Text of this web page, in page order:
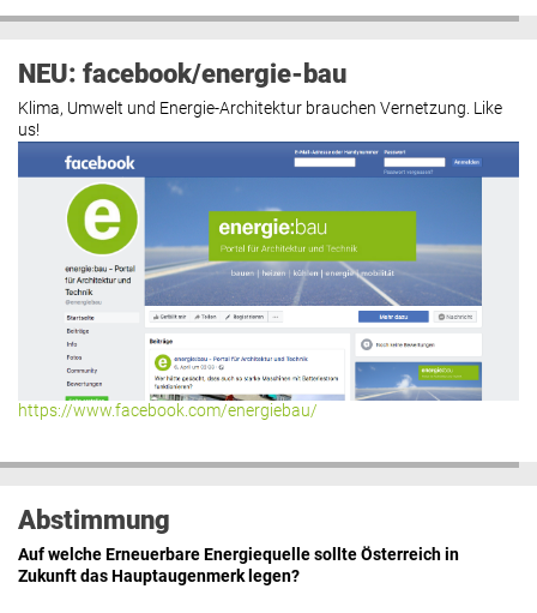
NEU: facebook/energie-bau
Klima, Umwelt und Energie-Architektur brauchen Vernetzung. Like
us!
https://www.facebook.com/energiebau/
Abstimmung
Auf welche Erneuerbare Energiequelle sollte Österreich in
Zukunft das Hauptaugenmerk legen?